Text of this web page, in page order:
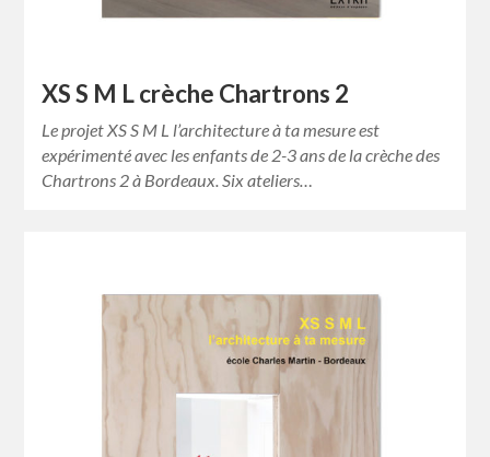
XS S M L crèche Chartrons 2
Le projet XS S M L l’architecture à ta mesure est
expérimenté avec les enfants de 2-3 ans de la crèche des
Chartrons 2 à Bordeaux. Six ateliers…